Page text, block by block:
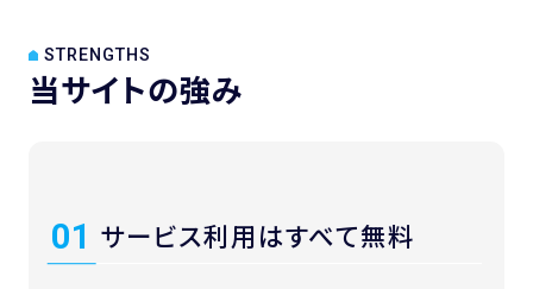
STRENGTHS
当サイトの強み
01 サービス利用はすべて無料